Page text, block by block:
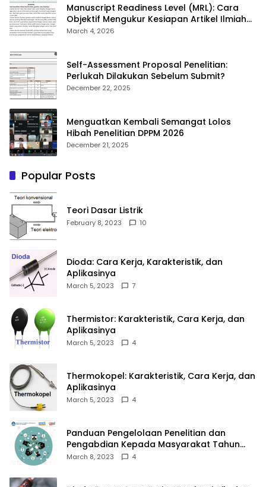
Manuscript Readiness Level (MRL): Cara
Objektif Mengukur Kesiapan Artikel Ilmiah
Anda
March 4, 2026
Self-Assessment Proposal Penelitian:
Perlukah Dilakukan Sebelum Submit?
December 22, 2025
Menguatkan Kembali Semangat Lolos
Hibah Penelitian DPPM 2026
December 21, 2025
Popular Posts
Teori Dasar Listrik
February 8, 2023 10
Dioda: Cara Kerja, Karakteristik, dan
Aplikasinya
March 5, 2023 7
Thermistor: Karakteristik, Cara Kerja, dan
Aplikasinya
March 5, 2023 4
Thermokopel: Karakteristik, Cara Kerja, dan
Aplikasinya
March 5, 2023 4
Panduan Pengelolaan Penelitian dan
Pengabdian Kepada Masyarakat Tahun
2023
March 8, 2023 4